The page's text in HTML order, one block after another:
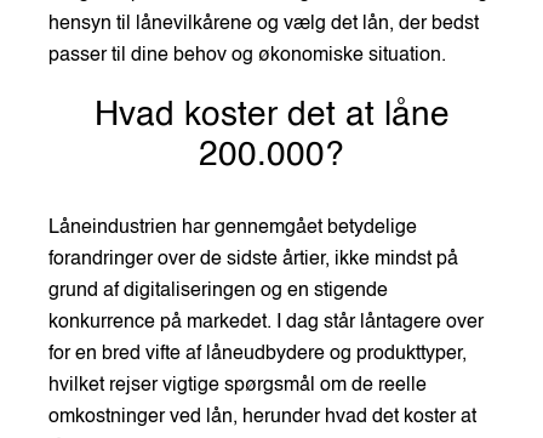
hensyn til lånevilkårene og vælg det lån, der bedst
passer til dine behov og økonomiske situation.
Hvad koster det at låne
200.000?
Låneindustrien har gennemgået betydelige
forandringer over de sidste årtier, ikke mindst på
grund af digitaliseringen og en stigende
konkurrence på markedet. I dag står låntagere over
for en bred vifte af låneudbydere og produkttyper,
hvilket rejser vigtige spørgsmål om de reelle
omkostninger ved lån, herunder hvad det koster at